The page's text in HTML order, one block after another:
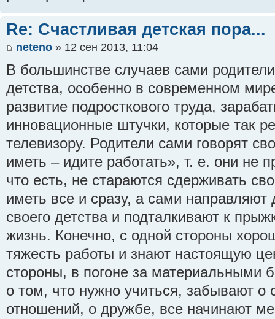
Re: Счастливая детская пора...
neteno » 12 сен 2013, 11:04
В большинстве случаев сами
детства, особенно в современном
развитие подросткового труда,
инновационные штучки, которые так
телевизору. Родители сами говорят
иметь – идите работать», т. е. они не
что есть, не стараются сдерживать
иметь все и сразу, а сами направляют
своего детства и подталкивают к
жизнь. Конечно, с одной стороны
тяжесть работы и знают настоящую
стороны, в погоне за материальными
о том, что нужно учиться, забывают о
отношений, о дружбе, все начинают